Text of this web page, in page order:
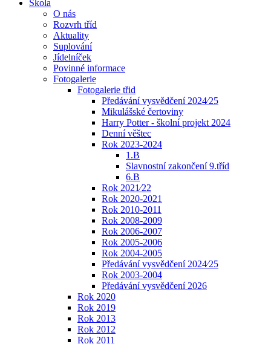
Škola
O nás
Rozvrh tříd
Aktuality
Suplování
Jídelníček
Povinné informace
Fotogalerie
Fotogalerie třid
Předávání vysvědčení 2024⁄25
Mikulášské čertoviny
Harry Potter - školní projekt 2024
Denní věštec
Rok 2023-2024
1.B
Slavnostní zakončení 9.tříd
6.B
Rok 2021⁄22
Rok 2020-2021
Rok 2010-2011
Rok 2008-2009
Rok 2006-2007
Rok 2005-2006
Rok 2004-2005
Předávání vysvědčení 2024⁄25
Rok 2003-2004
Předávání vysvědčení 2026
Rok 2020
Rok 2019
Rok 2013
Rok 2012
Rok 2011